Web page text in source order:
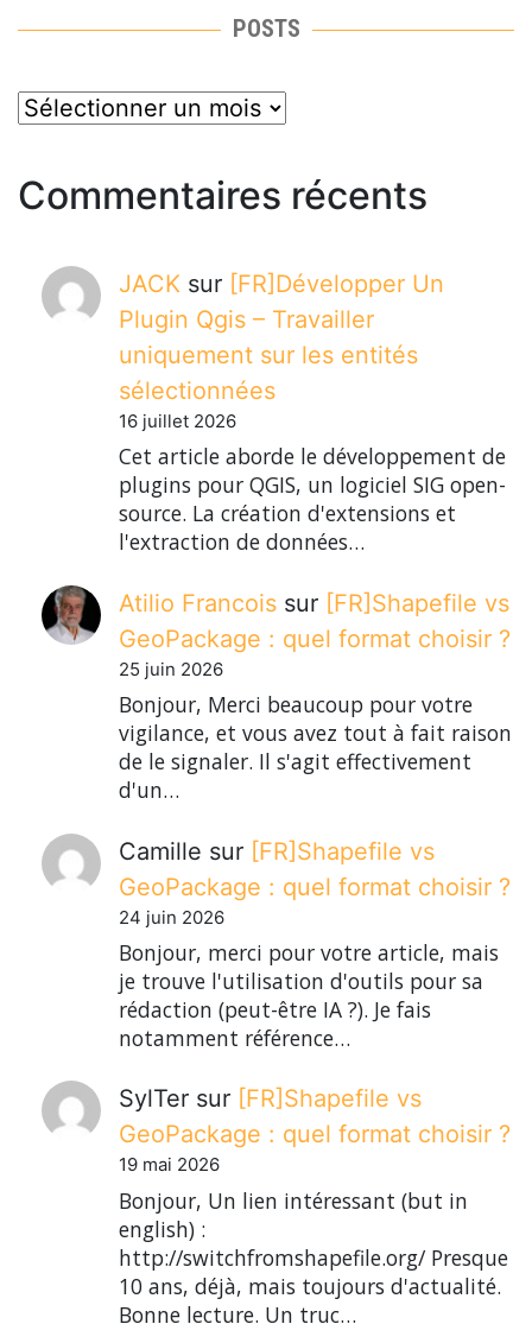
POSTS
posts
Commentaires récents
JACK sur [FR]Développer Un
Plugin Qgis – Travailler
uniquement sur les entités
sélectionnées
16 juillet 2026
Cet article aborde le développement de
plugins pour QGIS, un logiciel SIG open-
source. La création d'extensions et
l'extraction de données…
Atilio Francois sur [FR]Shapefile vs
GeoPackage : quel format choisir ?
25 juin 2026
Bonjour, Merci beaucoup pour votre
vigilance, et vous avez tout à fait raison
de le signaler. Il s'agit effectivement
d'un…
Camille sur [FR]Shapefile vs
GeoPackage : quel format choisir ?
24 juin 2026
Bonjour, merci pour votre article, mais
je trouve l'utilisation d'outils pour sa
rédaction (peut-être IA ?). Je fais
notamment référence…
SylTer sur [FR]Shapefile vs
GeoPackage : quel format choisir ?
19 mai 2026
Bonjour, Un lien intéressant (but in
english) :
http://switchfromshapefile.org/ Presque
10 ans, déjà, mais toujours d'actualité.
Bonne lecture. Un truc…